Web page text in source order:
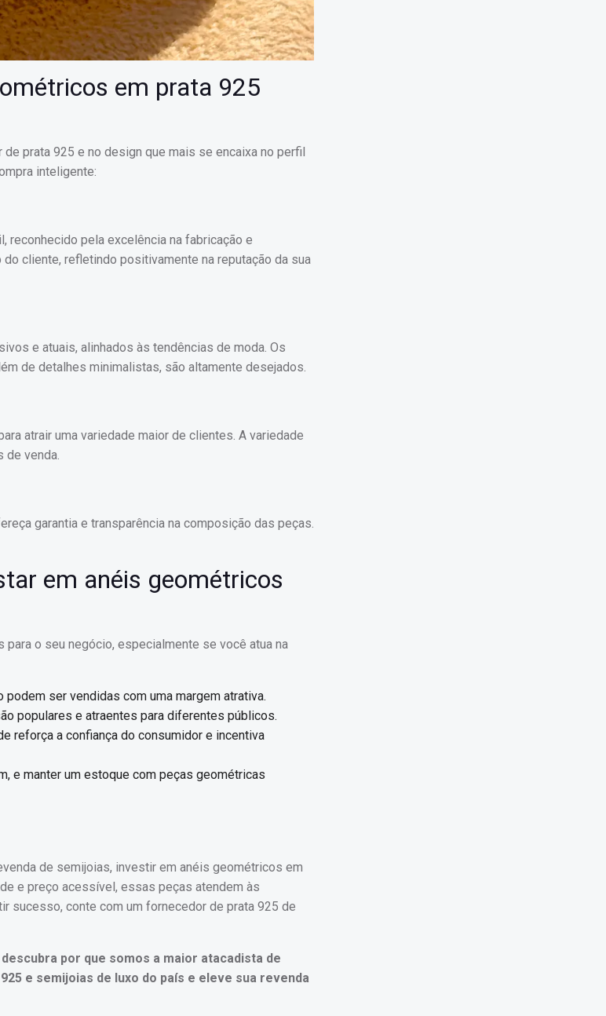
em prata 925
prata 925 e no design que mais se encaixa no perfil
inteligente:
reconhecido pela excelência na fabricação e
cliente, refletindo positivamente na reputação da sua
e atuais, alinhados às tendências de moda. Os
de detalhes minimalistas, são altamente desejados.
atrair uma variedade maior de clientes. A variedade
de venda.
garantia e transparência na composição das peças.
em anéis geométricos
o seu negócio, especialmente se você atua na
ser vendidas com uma margem atrativa.
populares e atraentes para diferentes públicos.
reforça a confiança do consumidor e incentiva
e manter um estoque com peças geométricas
de semijoias, investir em anéis geométricos em
e preço acessível, essas peças atendem às
sucesso, conte com um fornecedor de prata 925 de
descubra por que somos a maior atacadista de
e semijoias de luxo do país e eleve sua revenda